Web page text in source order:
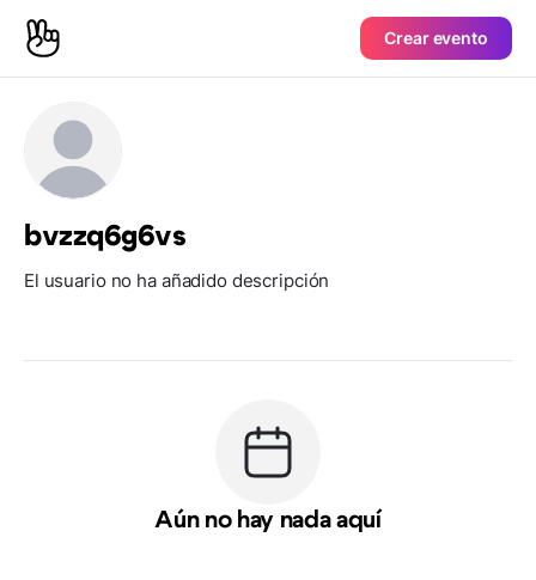
Crear evento
bvzzq6g6vs
El usuario no ha añadido descripción
Aún no hay nada aquí